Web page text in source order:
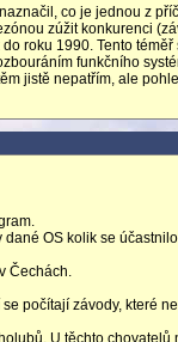
co je jednou z
zúžit konkurenci
roku 1990. Tento
funkčního
jistě nepatřím, ale
OS kolik se
Čechách.
počítají závody, které
U těchto